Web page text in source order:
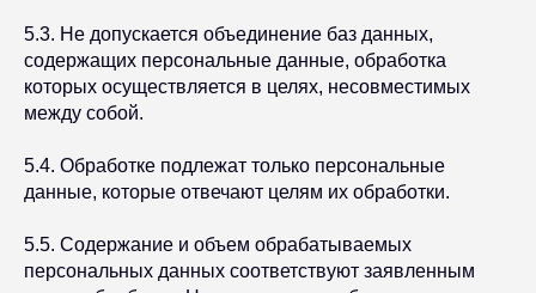
5.3. Не допускается объединение баз данных,
содержащих персональные данные, обработка
которых осуществляется в целях, несовместимых
между собой.
5.4. Обработке подлежат только персональные
данные, которые отвечают целям их обработки.
5.5. Содержание и объем обрабатываемых
персональных данных соответствуют заявленным